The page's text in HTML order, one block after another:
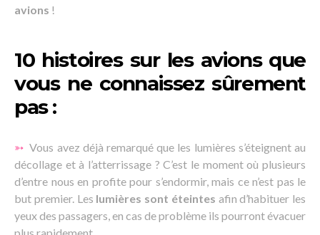
avions !
10 histoires sur les avions que
vous ne connaissez sûrement
pas :
➳ Vous avez déjà remarqué que les lumières s’éteignent au
décollage et à l’atterrissage ? C’est le moment où plusieurs
d’entre nous en profite pour s’endormir, mais ce n’est pas le
but premier. Les lumières sont éteintes afin d’habituer les
yeux des passagers, en cas de problème ils pourront évacuer